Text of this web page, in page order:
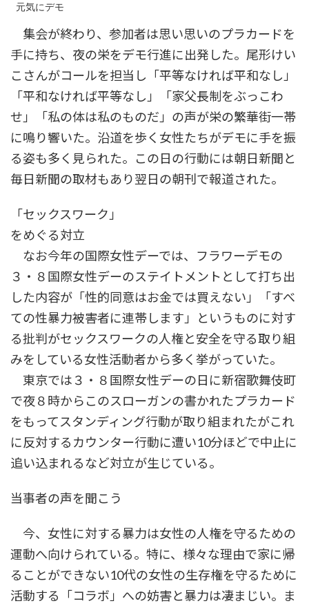
元気にデモ
集会が終わり、参加者は思い思いのプラカードを
手に持ち、夜の栄をデモ行進に出発した。尾形けい
こさんがコールを担当し「平等なければ平和なし」
「平和なければ平等なし」「家父長制をぶっこわ
せ」「私の体は私のものだ」の声が栄の繁華街一帯
に鳴り響いた。沿道を歩く女性たちがデモに手を振
る姿も多く見られた。この日の行動には朝日新聞と
毎日新聞の取材もあり翌日の朝刊で報道された。
「セックスワーク」
をめぐる対立
なお今年の国際女性デーでは、フラワーデモの
３・８国際女性デーのステイトメントとして打ち出
した内容が「性的同意はお金では買えない」「すべ
ての性暴力被害者に連帯します」というものに対す
る批判がセックスワークの人権と安全を守る取り組
みをしている女性活動者から多く挙がっていた。
東京では３・８国際女性デーの日に新宿歌舞伎町
で夜８時からこのスローガンの書かれたプラカード
をもってスタンディング行動が取り組まれたがこれ
に反対するカウンター行動に遭い10分ほどで中止に
追い込まれるなど対立が生じている。
当事者の声を聞こう
今、女性に対する暴力は女性の人権を守るための
運動へ向けられている。特に、様々な理由で家に帰
ることができない10代の女性の生存権を守るために
活動する「コラボ」への妨害と暴力は凄まじい。ま